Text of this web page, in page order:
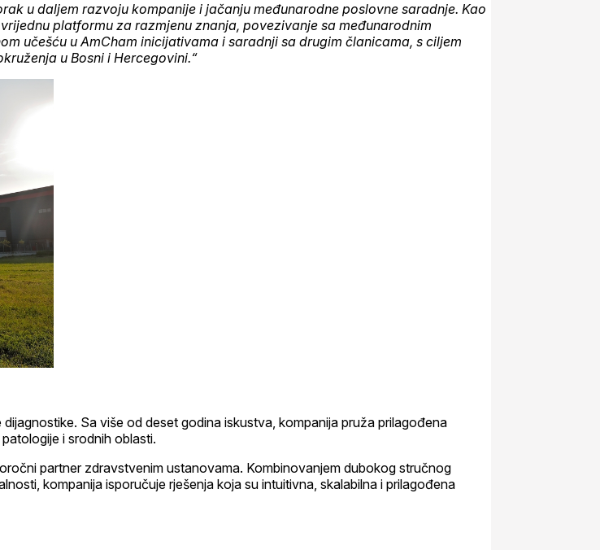
u daljem razvoju kompanije i jačanju međunarodne poslovne saradnje. Kao
platformu za razmjenu znanja, povezivanje sa međunarodnim
učešću u AmCham inicijativama i saradnji sa drugim članicama, s ciljem
u Bosni i Hercegovini.“
Sa više od deset godina iskustva, kompanija pruža prilagođena
i srodnih oblasti.
partner zdravstvenim ustanovama. Kombinovanjem dubokog stručnog
kompanija isporučuje rješenja koja su intuitivna, skalabilna i prilagođena